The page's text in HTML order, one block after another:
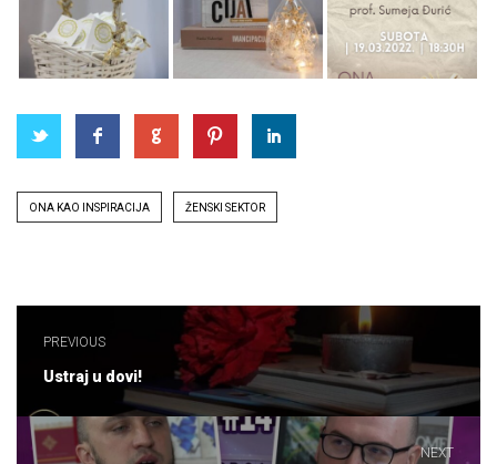
Tags
ONA KAO INSPIRACIJA ŽENSKI SEKTOR
PREVIOUS
Ustraj u dovi!
NEXT